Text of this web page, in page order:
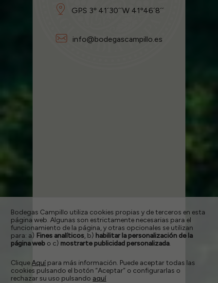
GPS 3º 41´30´´W 41º46´8´´
info@bodegascampillo.es
Bodegas Campillo utiliza cookies propias y de terceros en esta
página web. Algunas son estrictamente necesarias para el
funcionamiento de la página, y otras opcionales se utilizan
para: a) Fines analíticos, b) habilitar la personalización de la
página web o c) mostrarte publicidad personalizada.
CliqueAquí para más información. Puede aceptar todas las
cookies pulsando el botón “Aceptar” o configurarlas o
rechazar su uso pulsando aquí